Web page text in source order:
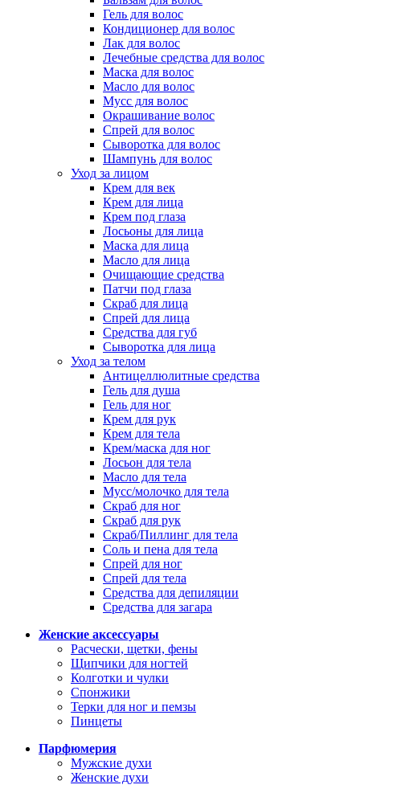
Гель для волос
Кондиционер для волос
Лак для волос
Лечебные средства для волос
Маска для волос
Масло для волос
Мусс для волос
Окрашивание волос
Спрей для волос
Сыворотка для волос
Шампунь для волос
Уход за лицом
Крем для век
Крем для лица
Крем под глаза
Лосьоны для лица
Маска для лица
Масло для лица
Очищающие средства
Патчи под глаза
Скраб для лица
Спрей для лица
Средства для губ
Сыворотка для лица
Уход за телом
Антицеллюлитные средства
Гель для душа
Гель для ног
Крем для рук
Крем для тела
Крем/маска для ног
Лосьон для тела
Масло для тела
Мусс/молочко для тела
Скраб для ног
Скраб для рук
Скраб/Пиллинг для тела
Соль и пена для тела
Спрей для ног
Спрей для тела
Средства для депиляции
Средства для загара
Женские аксессуары
Расчески, щетки, фены
Щипчики для ногтей
Колготки и чулки
Спонжики
Терки для ног и пемзы
Пинцеты
Парфюмерия
Мужские духи
Женские духи